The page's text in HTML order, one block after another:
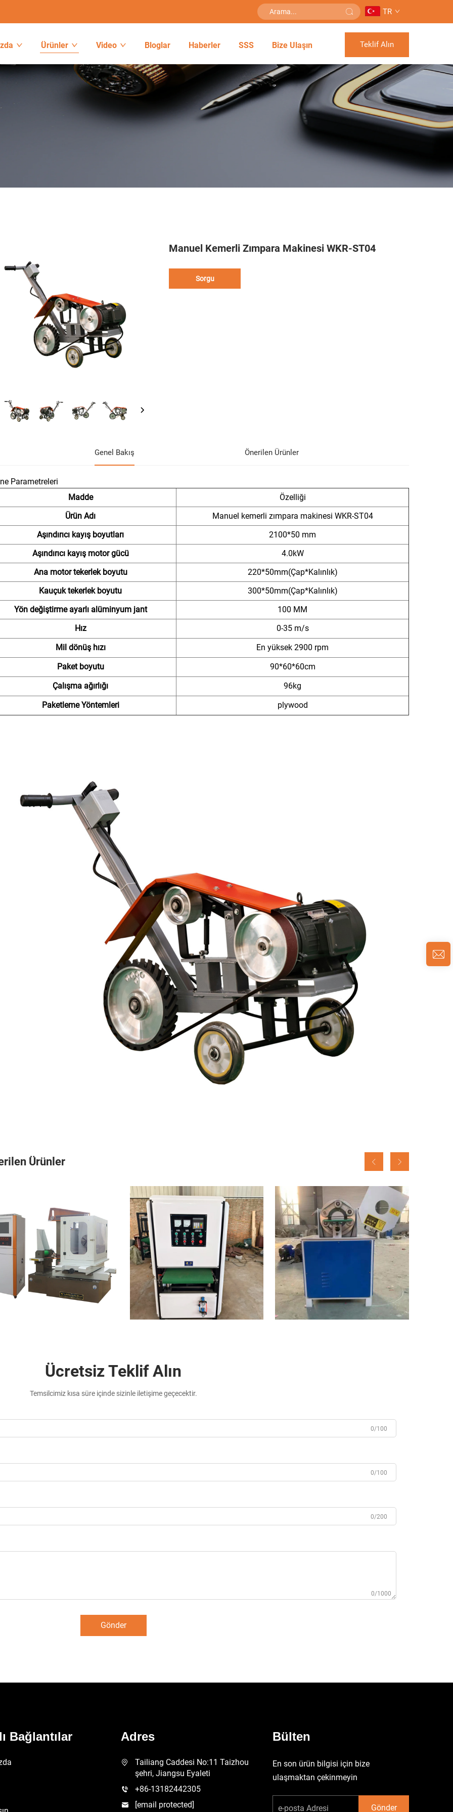
TR
Ürünler Video Bloglar Haberler SSS Bize Ulaşın Teklif Alın
Manuel Kemerli Zımpara Makinesi WKR-ST04
Sorgu
Genel Bakış Önerilen Ürünler
Parametreleri
Madde
Özelliği
Ürün Adı
Manuel kemerli zımpara makinesi WKR-ST04
Aşındırıcı kayış boyutları
2100*50 mm
Aşındırıcı kayış motor gücü
4.0kW
Ana motor tekerlek boyutu
220*50mm(Çap*Kalınlık)
Kauçuk tekerlek boyutu
300*50mm(Çap*Kalınlık)
Yön değiştirme ayarlı alüminyum jant
100 MM
Hız
0-35 m/s
Mil dönüş hızı
En yüksek 2900 rpm
Paket boyutu
90*60*60cm
Çalışma ağırlığı
96kg
Paketleme Yöntemleri
plywood
Ürünler
Ücretsiz Teklif Alın
Temsilcimiz kısa süre içinde sizinle iletişime geçecektir.
0/100
0/100
0/200
0/1000
Gönder
Bağlantılar Adres
Tailiang Caddesi No:11 Taizhou
şehri, Jiangsu Eyaleti
+86-13182442305
[email protected]
Bülten
En son ürün bilgisi için bize
ulaşmaktan çekinmeyin
Gönder